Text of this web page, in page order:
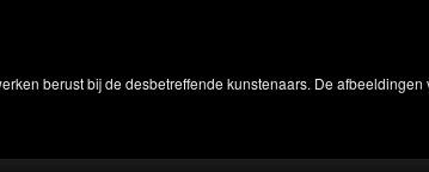
berust bij de desbetreffende kunstenaars. De